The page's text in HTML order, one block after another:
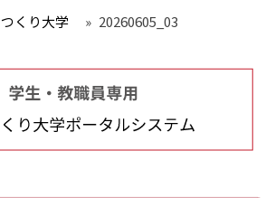
くり大学 » 20260605_03